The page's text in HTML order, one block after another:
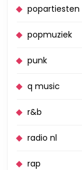
popartiesten
popmuziek
punk
q music
r&b
radio nl
rap